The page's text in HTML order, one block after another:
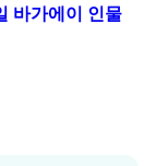
바가에이 인물